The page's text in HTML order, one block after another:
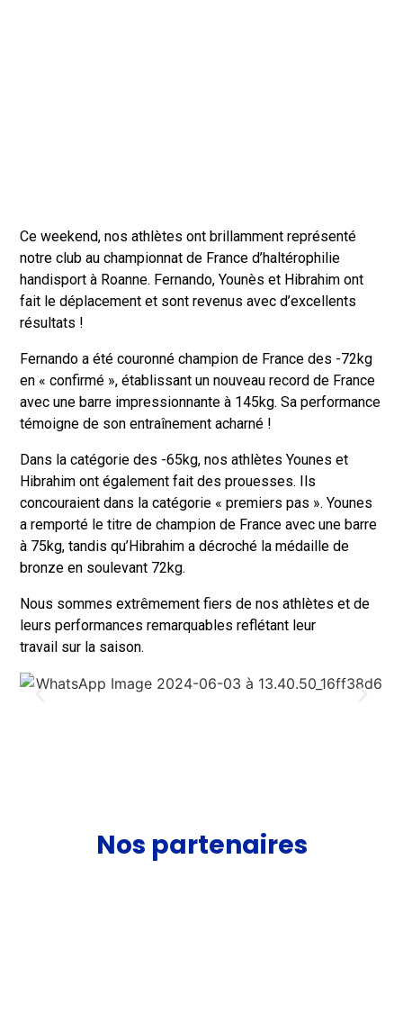
Ce weekend, nos athlètes ont brillamment représenté
notre club au championnat de France d’haltérophilie
handisport à Roanne. Fernando, Younès et Hibrahim ont
fait le déplacement et sont revenus avec d’excellents
résultats !
Fernando a été couronné champion de France des -72kg
en « confirmé », établissant un nouveau record de France
avec une barre impressionnante à 145kg. Sa performance
témoigne de son entraînement acharné !
Dans la catégorie des -65kg, nos athlètes Younes et
Hibrahim ont également fait des prouesses. Ils
concouraient dans la catégorie « premiers pas ». Younes
a remporté le titre de champion de France avec une barre
à 75kg, tandis qu’Hibrahim a décroché la médaille de
bronze en soulevant 72kg.
Nous sommes extrêmement fiers de nos athlètes et de
leurs performances remarquables reflétant leur
travail sur la saison.
Nos partenaires